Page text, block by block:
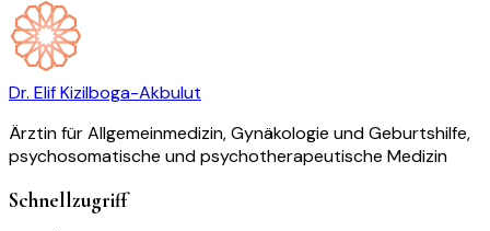
Dr. Elif Kizilboga-Akbulut
Ärztin für Allgemeinmedizin, Gynäkologie und Geburtshilfe,
psychosomatische und psychotherapeutische Medizin
Schnellzugriff